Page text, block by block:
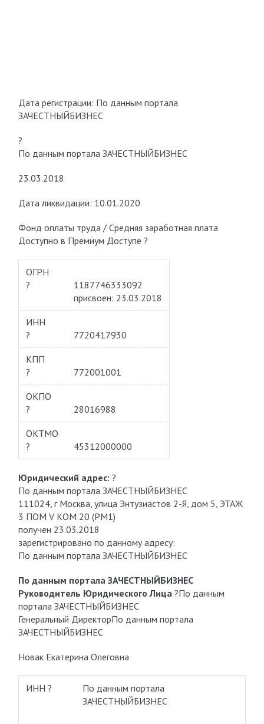
Дата регистрации: По данным портала
ЗАЧЕСТНЫЙБИЗНЕС
?
По данным портала ЗАЧЕСТНЫЙБИЗНЕС
23.03.2018
Дата ликвидации: 10.01.2020
Фонд оплаты труда / Средняя заработная плата
Доступно в Премиум Доступе ?
ОГРН
?
1187746333092
присвоен: 23.03.2018
ИНН
?
7720417930
КПП
?
772001001
ОКПО
?
28016988
ОКТМО
?
45312000000
Юридический адрес: ?
По данным портала ЗАЧЕСТНЫЙБИЗНЕС
111024, г Москва, улица Энтузиастов 2-Я, дом 5, ЭТАЖ
3 ПОМ V КОМ 20 (РМ1)
получен 23.03.2018
зарегистрировано по данному адресу:
По данным портала ЗАЧЕСТНЫЙБИЗНЕС
По данным портала ЗАЧЕСТНЫЙБИЗНЕС
Руководитель Юридического Лица?По данным
портала ЗАЧЕСТНЫЙБИЗНЕС
Генеральный ДиректорПо данным портала
ЗАЧЕСТНЫЙБИЗНЕС
Новак Екатерина Олеговна
ИНН ?
По данным портала
ЗАЧЕСТНЫЙБИЗНЕС